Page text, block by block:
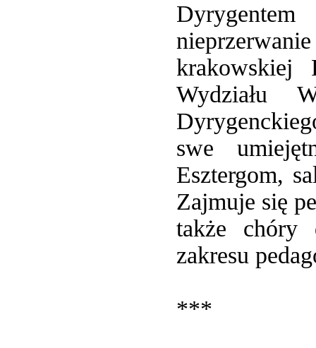
krakowskiej
Wydziału
swe
Esztergom,
Zajmuje się
także chóry
zakresu
***